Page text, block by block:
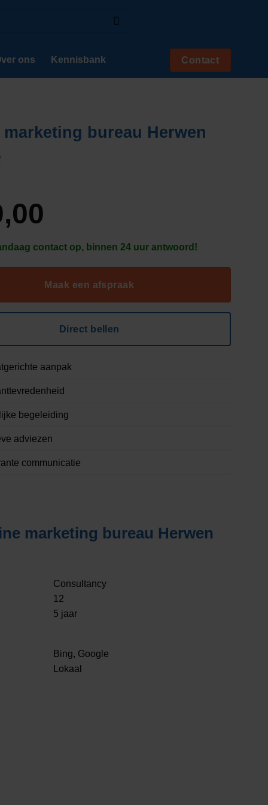
ons Kennisbank Contact
bureau Herwen
contact op, binnen 24 uur antwoord!
Maak een afspraak
Direct bellen
aanpak
begeleiding
adviezen
communicatie
marketing bureau Herwen
Consultancy
12
5 jaar
Bing, Google
Lokaal